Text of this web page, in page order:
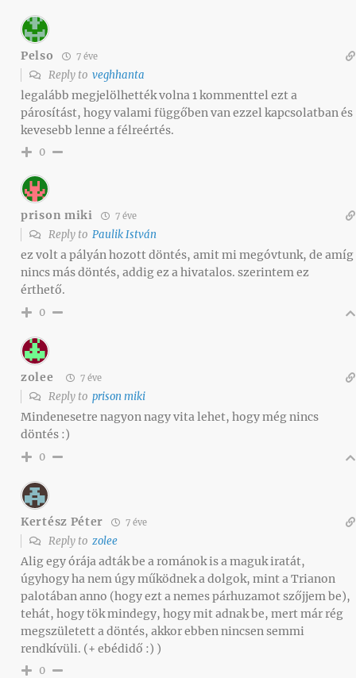
Pelso 7 éve
Reply to veghhanta
legalább megjelölhették volna 1 kommenttel ezt a
párosítást, hogy valami függőben van ezzel kapcsolatban és
kevesebb lenne a félreértés.
0
prison miki 7 éve
Reply to Paulik István
ez volt a pályán hozott döntés, amit mi megóvtunk, de amíg
nincs más döntés, addig ez a hivatalos. szerintem ez
érthető.
0
zolee 7 éve
Reply to prison miki
Mindenesetre nagyon nagy vita lehet, hogy még nincs
döntés :)
0
Kertész Péter 7 éve
Reply to zolee
Alig egy órája adták be a románok is a maguk iratát,
úgyhogy ha nem úgy működnek a dolgok, mint a Trianon
palotában anno (hogy ezt a nemes párhuzamot szőjjem be),
tehát, hogy tök mindegy, hogy mit adnak be, mert már rég
megszületett a döntés, akkor ebben nincsen semmi
rendkívüli. (+ ebédidő :) )
0